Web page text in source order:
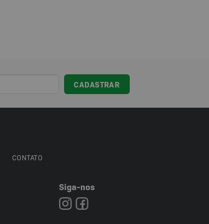
CONTATO
Siga-nos